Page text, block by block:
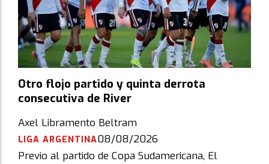
Otro flojo partido y quinta derrota
consecutiva de River
Axel Libramento Beltram
LIGA ARGENTINA08/08/2026
Previo al partido de Copa Sudamericana, El